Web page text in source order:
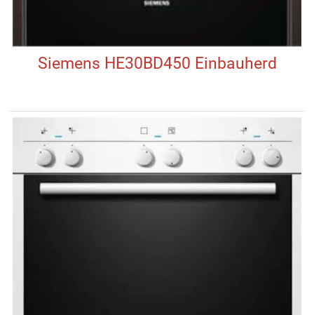
Siemens HE30BD450 Einbauherd